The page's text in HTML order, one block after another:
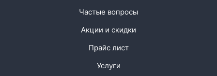
Частые вопросы
Акции и скидки
Прайс лист
Услуги